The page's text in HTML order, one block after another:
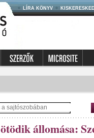
LÍRA KÖNYV
állomása: